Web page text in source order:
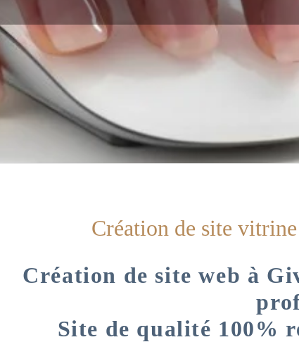
Création de site
Création de site web à
Site de qualité 100%